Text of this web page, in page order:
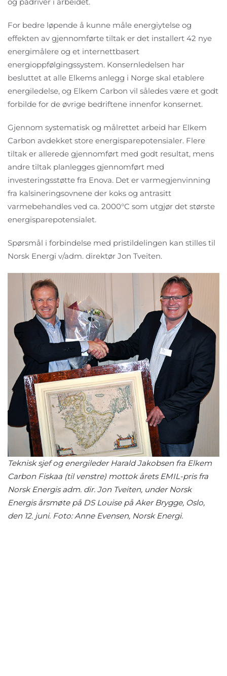
For bedre løpende å kunne måle energiytelse og
effekten av gjennomførte tiltak er det installert 42 nye
energimålere og et internettbasert
energioppfølgingssystem. Konsernledelsen har
besluttet at alle Elkems anlegg i Norge skal etablere
energiledelse, og Elkem Carbon vil således være et godt
forbilde for de øvrige bedriftene innenfor konsernet.
Gjennom systematisk og målrettet arbeid har Elkem
Carbon avdekket store energisparepotensialer. Flere
tiltak er allerede gjennomført med godt resultat, mens
andre tiltak planlegges gjennomført med
investeringsstøtte fra Enova. Det er varmegjenvinning
fra kalsineringsovnene der koks og antrasitt
varmebehandles ved ca. 2000°C som utgjør det største
energisparepotensialet.
Spørsmål i forbindelse med pristildelingen kan stilles til
Norsk Energi v/adm. direktør Jon Tveiten.
Teknisk sjef og energileder Harald Jakobsen fra Elkem
Carbon Fiskaa (til venstre) mottok årets EMIL-pris fra
Norsk Energis adm. dir. Jon Tveiten, under Norsk
Energis årsmøte på DS Louise på Aker Brygge, Oslo,
den 12. juni. Foto: Anne Evensen, Norsk Energi.